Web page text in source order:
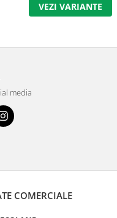
VEZI VARIANTE
media
COMERCIALE